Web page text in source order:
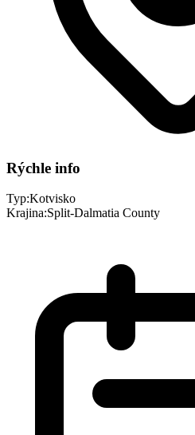
Rýchle info
Typ:Kotvisko
Krajina:Split-Dalmatia County